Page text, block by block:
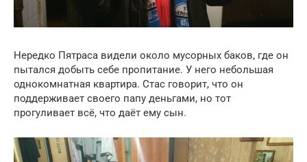
Нередко Пятраса видели около мусорных баков, где он
пытался добыть себе пропитание. У него небольшая
однокомнатная квартира. Стас говорит, что он
поддерживает своего папу деньгами, но тот
прогуливает всё, что даёт ему сын.